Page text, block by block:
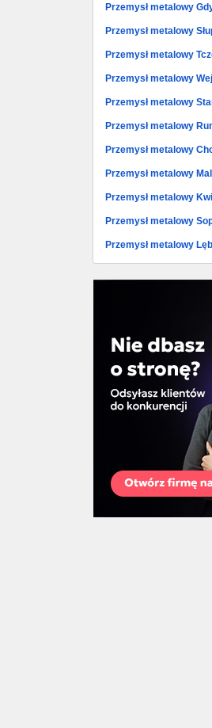
Przemysł metalowy
Przemysł metalowy
Przemysł metalowy
Przemysł metalowy
Przemysł metalowy
Przemysł metalowy
Przemysł metalowy
Przemysł metalowy
Przemysł metalowy
Przemysł metalowy
Przemysł metalowy